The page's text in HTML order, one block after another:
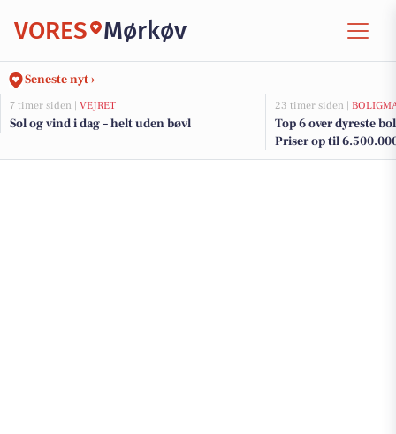
VORES Mørkøv
Seneste nyt ›
7 timer siden | VEJRET
Sol og vind i dag – helt uden bøvl
23 timer siden |
Top 6 over dyreste
Priser op til